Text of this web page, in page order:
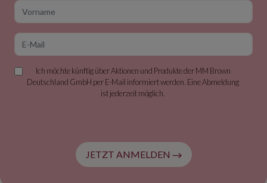
Ich möchte künftig über Aktionen und Produkte der MM Brown
Deutschland GmbH per E-Mail informiert werden. Eine Abmeldung
ist jederzeit möglich.
JETZT ANMELDEN